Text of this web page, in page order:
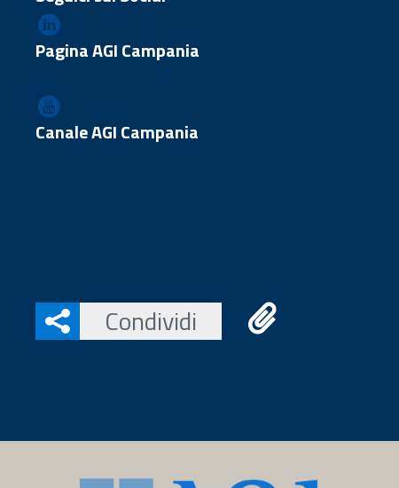
Pagina AGI Campania
Canale AGI Campania
Condividi